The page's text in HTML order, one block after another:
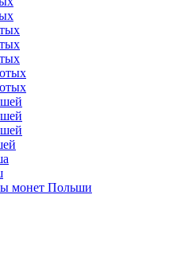
монет Польши